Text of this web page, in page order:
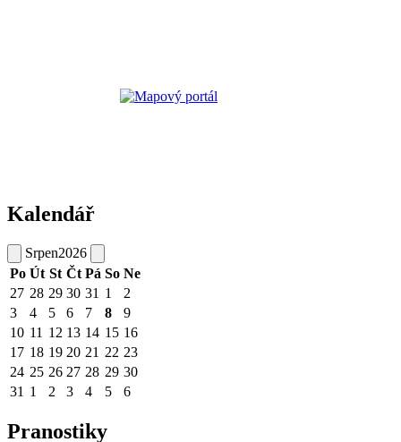
Kalendář
Srpen2026
Po Út St Čt Pá So Ne
27 28 29 30 31 1
2
3
4 5 6 7 8
9
10 11 12 13 14 15 16
17 18 19 20 21 22 23
24 25 26 27 28 29 30
31 1 2 3 4 5 6
Pranostiky